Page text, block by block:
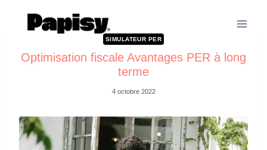
SIMULATEUR PER
Optimisation fiscale Avantages PER à long
terme
4 octobre 2022